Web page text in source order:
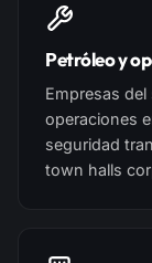
Petróleo y
Empresas
operaciones
seguridad
town halls